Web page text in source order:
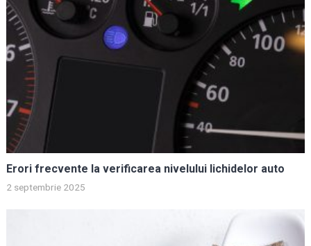
Erori frecvente la verificarea nivelului lichidelor auto
2 septembrie 2025